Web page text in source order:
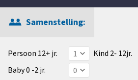
Samenstelling:
Persoon 12+ jr.
Kind 2- 12jr.
Baby 0 -2 jr.